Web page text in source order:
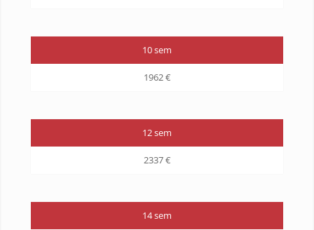
10 sem
1962 €
12 sem
2337 €
14 sem